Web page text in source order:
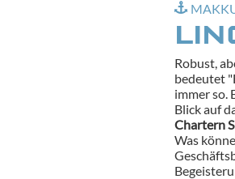
Robust,
bedeutet
immer so.
Blick auf
Chartern
Was